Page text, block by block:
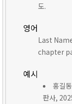
도.
영어
Last
chapter
예시
홍길
판사,